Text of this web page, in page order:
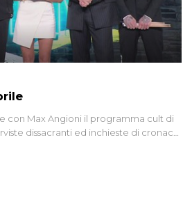
con Max Angioni il programma cult di
dissacranti ed inchieste di cronaca